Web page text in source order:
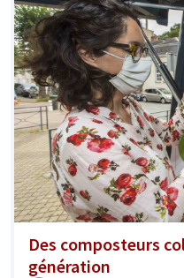
Des composteurs
génération